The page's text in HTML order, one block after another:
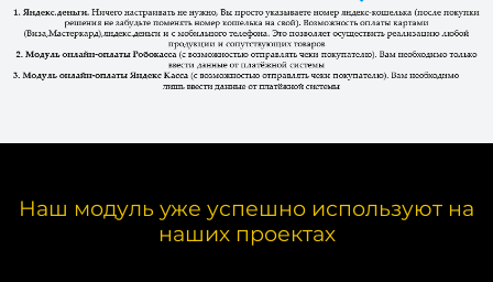
Наш модуль уже успешно используют на
наших проектах